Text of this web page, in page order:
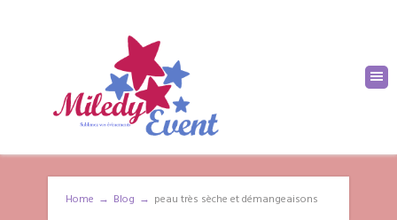
Home → Blog → peau très sèche et démangeaisons